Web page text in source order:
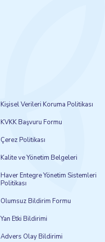
Kişisel Verileri Koruma Politikası
KVKK Başvuru Formu
Çerez Politikası
Kalite ve Yönetim Belgeleri
Haver Entegre Yönetim Sistemleri
Politikası
Olumsuz Bildirim Formu
Yan Etki Bildirimi
Advers Olay Bildirimi